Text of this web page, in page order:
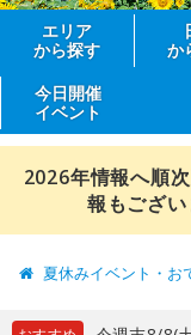
エリア
から探す
か
今日開催
イベント
2026年情報へ順
報もござい
夏休みイベント・お